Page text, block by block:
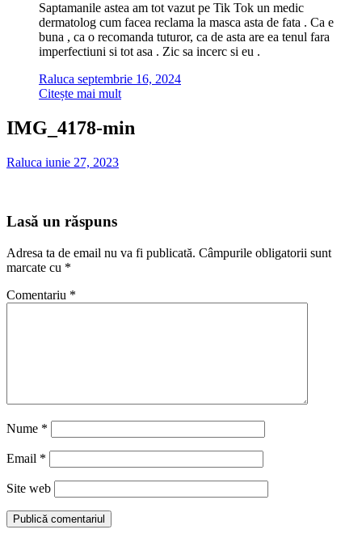
Saptamanile astea am tot vazut pe Tik Tok un medic
dermatolog cum facea reclama la masca asta de fata . Ca e
buna , ca o recomanda tuturor, ca de asta are ea tenul fara
imperfectiuni si tot asa . Zic sa incerc si eu .
Raluca septembrie 16, 2024
Citește mai mult
IMG_4178-min
Raluca iunie 27, 2023
Lasă un răspuns
Adresa ta de email nu va fi publicată. Câmpurile obligatorii sunt
marcate cu *
Comentariu *
Nume *
Email *
Site web